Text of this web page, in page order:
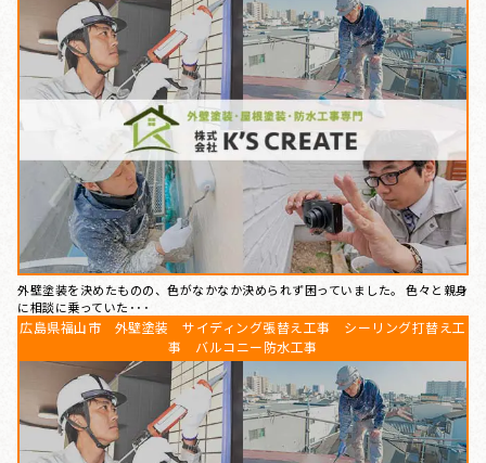
外壁塗装を決めたものの、色がなかなか決められず困っていました。 色々と親身
に相談に乗っていた･･･
広島県福山市 外壁塗装 サイディング張替え工事 シーリング打替え工
事 バルコニー防水工事